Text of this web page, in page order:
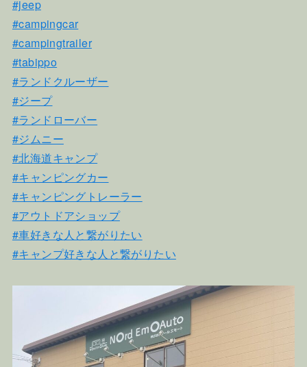
#jeep
#campingcar
#campingtrailer
#tabippo
#ランドクルーザー
#ジープ
#ランドローバー
#ジムニー
#北海道キャンプ
#キャンピングカー
#キャンピングトレーラー
#アウトドアショップ
#車好きな人と繋がりたい
#キャンプ好きな人と繋がりたい